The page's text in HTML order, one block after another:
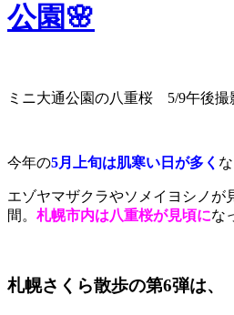
公園🌸
ミニ大通公園の八重桜 5/9午後撮
今年の5月上旬は肌寒い日が多く
エゾヤマザクラやソメイヨシノが
間。 札幌市内は八重桜が見頃にな
札幌さくら散歩の第6弾は、